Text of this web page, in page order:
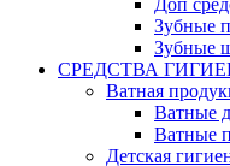
Доп
Зубные
Зубные
СРЕДСТВА
Ватная
Ватные
Ватные
Детская